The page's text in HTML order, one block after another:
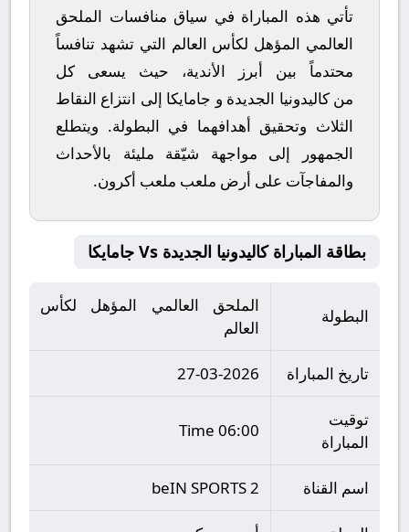
تأتي هذه المباراة في سياق منافسات الملحق
العالمي المؤهل لكأس العالم التي تشهد تنافساً
محتدماً بين أبرز الأندية، حيث يسعى كل
منكاليدونيا الجديدة و جامايكا إلى انتزاع النقاط
الثلاث وتحقيق أهدافهما في البطولة. ويتطلع
الجمهور إلى مواجهة شيّقة مليئة بالأحداث
والمفاجآت على أرض ملعب ملعب أكرون.
بطاقة المباراة كاليدونيا الجديدة Vs جامايكا
البطولة
الملحق العالمي المؤهل لكأس
العالم
تاريخ المباراة 27-03-2026
توقيت
المباراة
06:00 Time
اسم القناة beIN SPORTS 2